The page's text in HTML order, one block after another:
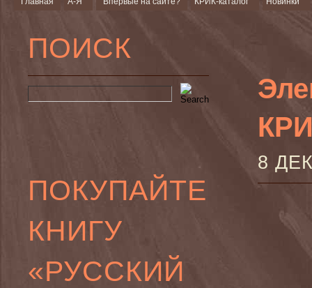
ПОИСК
ПОКУПАЙТЕ
КНИГУ
«РУССКИЙ
8